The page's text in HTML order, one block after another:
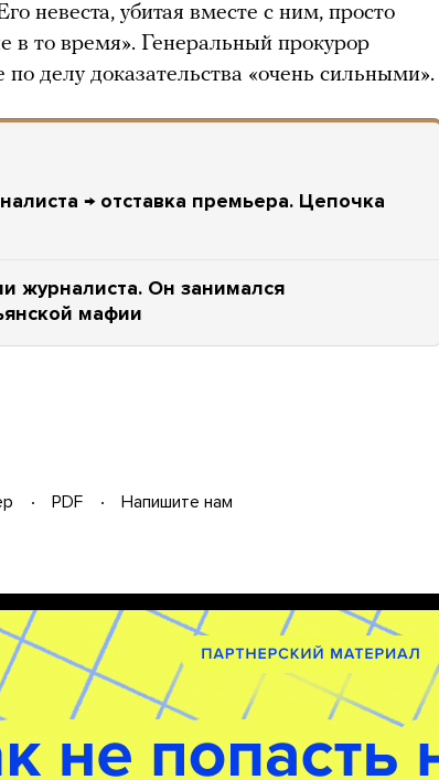
невеста, убитая вместе с ним, просто
в то время». Генеральный прокурор
делу доказательства «очень сильными».
→ отставка премьера. Цепочка
журналиста. Он занимался
мафии
PDF
Напишите нам